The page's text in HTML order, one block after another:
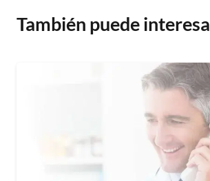
También puede